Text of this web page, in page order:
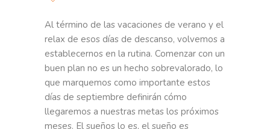
Al término de las vacaciones de verano y el
relax de esos días de descanso, volvemos a
establecernos en la rutina. Comenzar con un
buen plan no es un hecho sobrevalorado, lo
que marquemos como importante estos
días de septiembre definirán cómo
llegaremos a nuestras metas los próximos
meses. El sueños lo es, el sueño es